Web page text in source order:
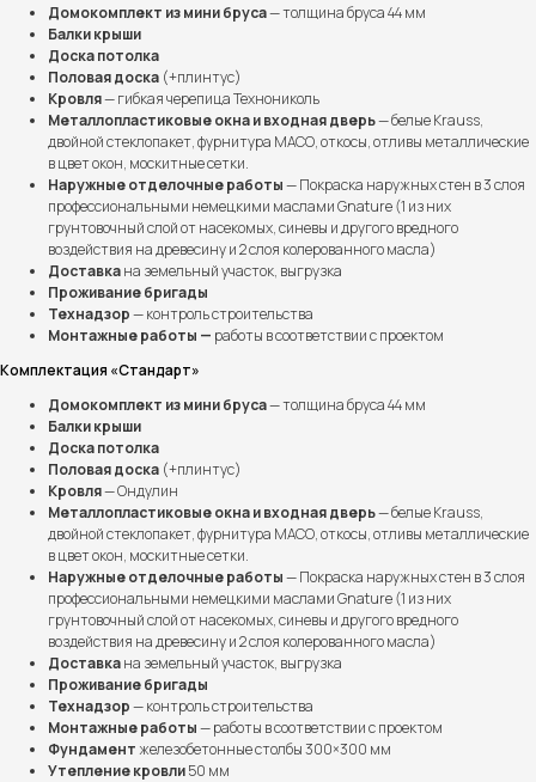
Домокомплект из мини бруса— толщина бруса 44 мм
Балки крыши
Доска потолка
Половая доска (+плинтус)
Кровля— гибкая черепица Технониколь
Металлопластиковые окна и входная дверь— белые Krauss,
двойной стеклопакет, фурнитура МАСО, откосы, отливы металлические
в цвет окон, москитные сетки.
Наружные отделочные работы— Покраска наружных стен в 3 слоя
профессиональными немецкими маслами Gnature (1 из них
грунтовочный слой от насекомых, синевы и другого вредного
воздействия на древесину и 2 слоя колерованного масла)
Доставкана земельный участок, выгрузка
Проживание бригады
Технадзор— контроль строительства
Монтажные работы — работы в соответствии с проектом
Комплектация «Стандарт»
Домокомплект из мини бруса— толщина бруса 44 мм
Балки крыши
Доска потолка
Половая доска (+плинтус)
Кровля— Ондулин
Металлопластиковые окна и входная дверь— белые Krauss,
двойной стеклопакет, фурнитура МАСО, откосы, отливы металлические
в цвет окон, москитные сетки.
Наружные отделочные работы— Покраска наружных стен в 3 слоя
профессиональными немецкими маслами Gnature (1 из них
грунтовочный слой от насекомых, синевы и другого вредного
воздействия на древесину и 2 слоя колерованного масла)
Доставкана земельный участок, выгрузка
Проживание бригады
Технадзор— контроль строительства
Монтажные работы— работы в соответствии с проектом
Фундаментжелезобетонные столбы 300×300 мм
Утепление кровли50 мм
Бесплатно рассчитаем
стоимость вашего дома